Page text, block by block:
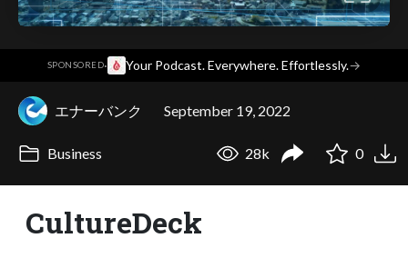
SPONSORED· Your Podcast. Everywhere. Effortlessly.→
エナーバンク September 19, 2022
Business 28k 0
CultureDeck